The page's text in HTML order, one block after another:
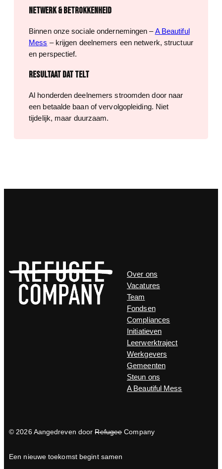
Netwerk & betrokkenheid
Binnen onze sociale ondernemingen –A Beautiful
Mess – krijgen deelnemers een netwerk, structuur
en perspectief.
Resultaat dat telt
Al honderden deelnemers stroomden door naar
een betaalde baan of vervolgopleiding. Niet
tijdelijk, maar duurzaam.
Over ons
Vacatures
Team
Fondsen
Compliances
Initiatieven
Leerwerktraject
Werkgevers
Gemeenten
Steun ons
A Beautiful Mess
© 2026 Aangedreven doorRefugeeCompany
Een nieuwe toekomst begint samen